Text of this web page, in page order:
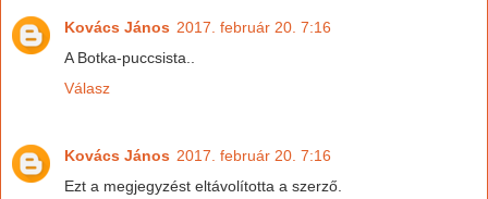
Kovács János 2017. február 20. 7:16
A Botka-puccsista..
Válasz
Kovács János 2017. február 20. 7:16
Ezt a megjegyzést eltávolította a szerző.